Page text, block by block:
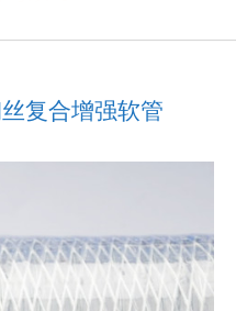
复合增强软管